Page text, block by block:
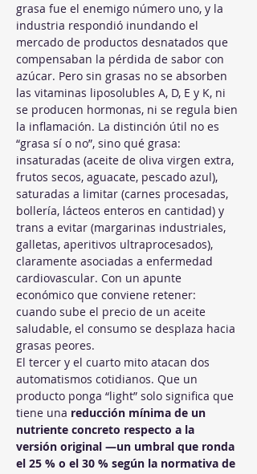
grasa fue el enemigo número uno, y la
industria respondió inundando el
mercado de productos desnatados que
compensaban la pérdida de sabor con
azúcar. Pero sin grasas no se absorben
las vitaminas liposolubles A, D, E y K, ni
se producen hormonas, ni se regula bien
la inflamación. La distinción útil no es
“grasa sí o no”, sino qué grasa:
insaturadas (aceite de oliva virgen extra,
frutos secos, aguacate, pescado azul),
saturadas a limitar (carnes procesadas,
bollería, lácteos enteros en cantidad) y
trans a evitar (margarinas industriales,
galletas, aperitivos ultraprocesados),
claramente asociadas a enfermedad
cardiovascular. Con un apunte
económico que conviene retener:
cuando sube el precio de un aceite
saludable, el consumo se desplaza hacia
grasas peores.
El tercer y el cuarto mito atacan dos
automatismos cotidianos. Que un
producto ponga “light” solo significa que
tiene una reducción mínima de un
nutriente concreto respecto a la
versión original —un umbral que ronda
el 25 % o el 30 % según la normativa de